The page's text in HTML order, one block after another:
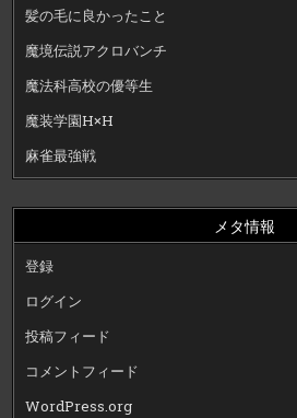
髪の毛に良かったこと
魔境伝説アクロバンチ
魔法科高校の優等生
魔装学園H×H
麻雀最強戦
メタ情報
登録
ログイン
投稿フィード
コメントフィード
WordPress.org